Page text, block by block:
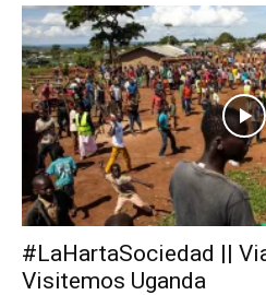
#LaHartaSociedad ||
Visitemos Uganda